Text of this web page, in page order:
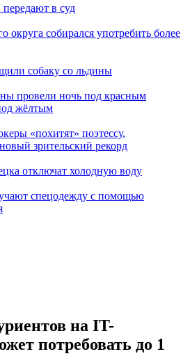
в суд
округа собирался употребить более
собаку со льдины
провели ночь под красным
жёлтым
«похитят» поэтессу,
зрительский рекорд
отключат холодную воду
спецодежду с помощью
на IT-
потребовать до 1